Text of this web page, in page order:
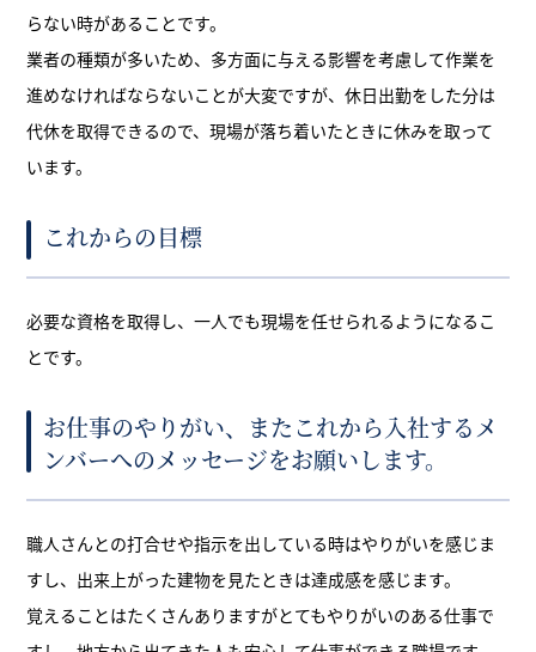
らない時があることです。
業者の種類が多いため、多方面に与える影響を考慮して作業を
進めなければならないことが大変ですが、休日出勤をした分は
代休を取得できるので、現場が落ち着いたときに休みを取って
います。
これからの目標
必要な資格を取得し、一人でも現場を任せられるようになるこ
とです。
お仕事のやりがい、またこれから入社するメ
ンバーへのメッセージをお願いします。
職人さんとの打合せや指示を出している時はやりがいを感じま
すし、出来上がった建物を見たときは達成感を感じます。
覚えることはたくさんありますがとてもやりがいのある仕事で